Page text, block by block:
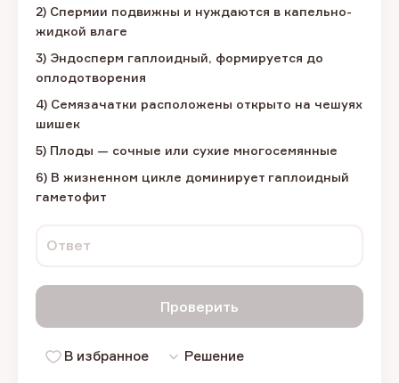
2) Спермии подвижны и нуждаются в капельно-
жидкой влаге
3) Эндосперм гаплоидный, формируется до
оплодотворения
4) Семязачатки расположены открыто на чешуях
шишек
5) Плоды — сочные или сухие многосемянные
6) В жизненном цикле доминирует гаплоидный
гаметофит
Ответ
Проверить
В избранное Решение